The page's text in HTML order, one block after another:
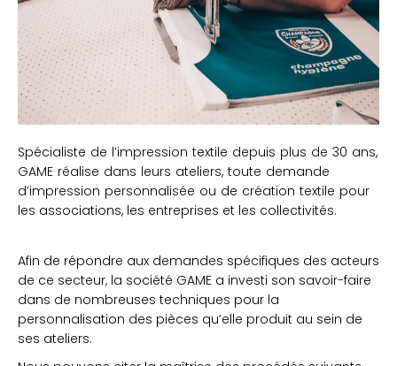
Spécialiste de l’impression textile depuis plus de 30 ans,
GAME réalise dans leurs ateliers, toute demande
d’impression personnalisée ou de création textile pour
les associations, les entreprises et les collectivités.
Afin de répondre aux demandes spécifiques des acteurs
de ce secteur, la société GAME a investi son savoir-faire
dans de nombreuses techniques pour la
personnalisation des pièces qu’elle produit au sein de
ses ateliers.